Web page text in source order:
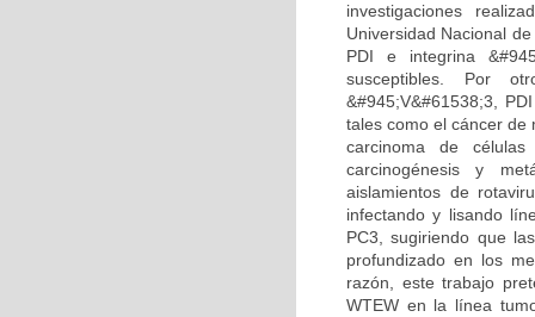
investigaciones
Universidad Nacional
PDI e integrina
susceptibles. Por
&#945;V&#61538;3,
tales como el cáncer de
carcinoma de
carcinogénesis y
aislamientos de
infectando y lisando
PC3, sugiriendo que
profundizado en los
razón, este trabajo
WTEW en la línea